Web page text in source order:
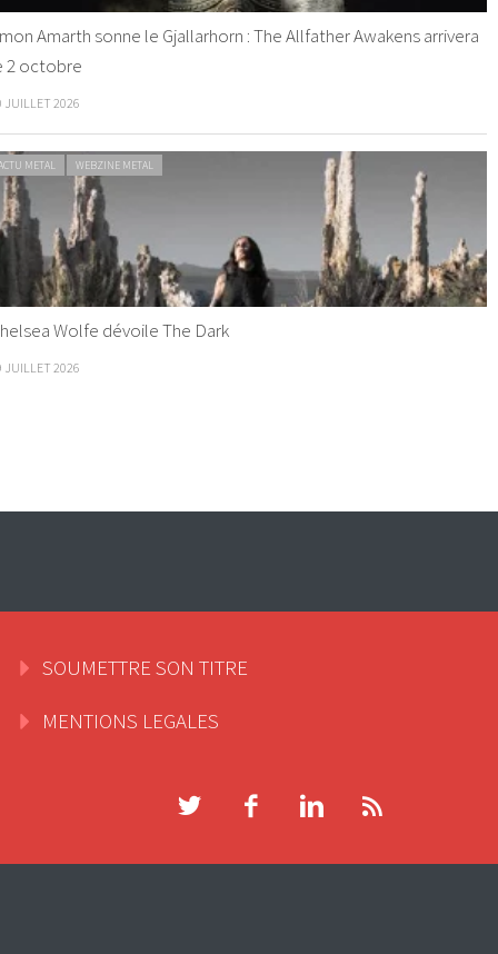
Amarth sonne le Gjallarhorn : The Allfather Awakens arrivera
2 octobre
JUILLET 2026
METAL WEBZINE METAL
Wolfe dévoile The Dark
JUILLET 2026
SOUMETTRE SON TITRE
MENTIONS LEGALES